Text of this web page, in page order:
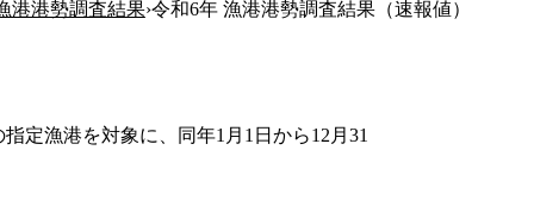
港港勢調査結果›令和6年 漁港港勢調査結果（速報値）
定漁港を対象に、同年1月1日から12月31